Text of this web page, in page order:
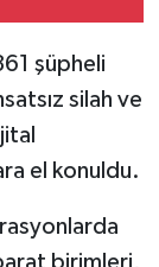
şüpheli
silah ve
el konuldu.